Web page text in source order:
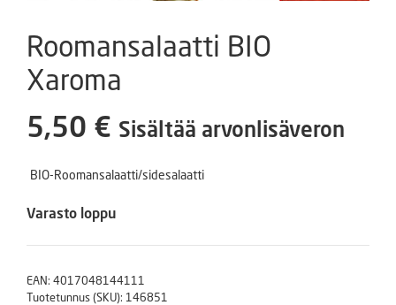
Roomansalaatti BIO
Xaroma
5,50 € Sisältää arvonlisäveron
BIO-Roomansalaatti/sidesalaatti
Varasto loppu
EAN: 4017048144111
Tuotetunnus (SKU): 146851